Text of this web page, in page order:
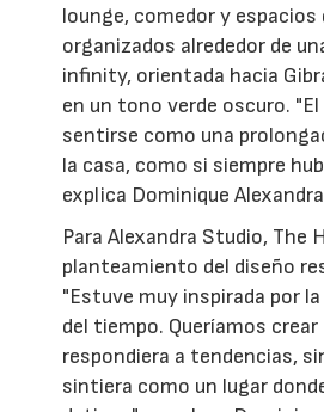
lounge, comedor y espacios
organizados alrededor de
infinity, orientada hacia
en un tono verde oscuro.
sentirse como una
la casa, como si siempre
explica Dominique
Para Alexandra Studio, The
planteamiento del diseño
"Estuve muy inspirada por la
del tiempo. Queríamos crear
respondiera a tendencias,
sintiera como un lugar